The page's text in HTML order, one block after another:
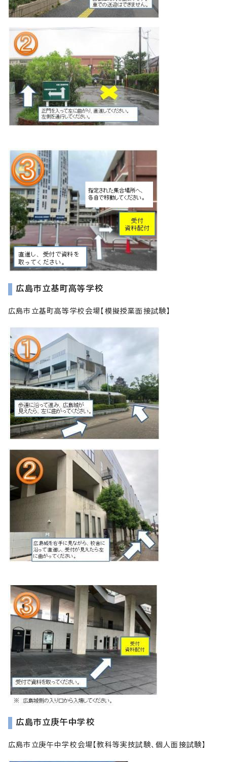
広島市立基町高等学校
広島市立基町高等学校会場【模擬授業面接試験】
広島市立庚午中学校
広島市立庚午中学校会場【教科等実技試験、個人面接試験】